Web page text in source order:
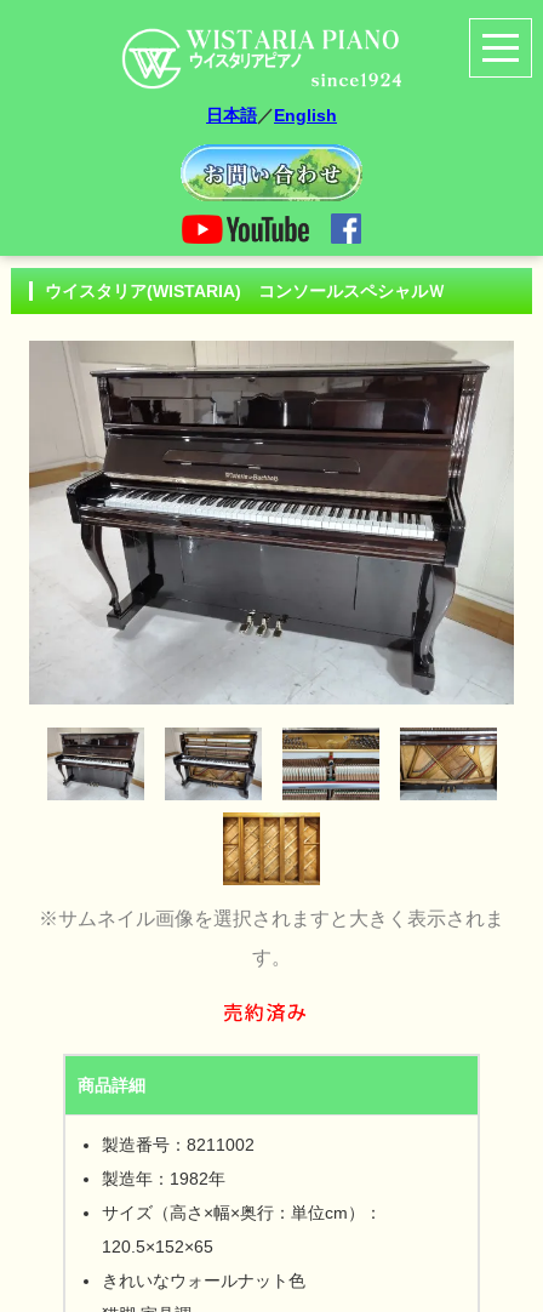
日本語／English
ウイスタリア(WISTARIA) コンソールスペシャルＷ
※サムネイル画像を選択されますと大きく表示されま
す。
商品詳細
製造番号：8211002
製造年：1982年
サイズ（高さ×幅×奥行：単位cm）：
120.5×152×65
きれいなウォールナット色